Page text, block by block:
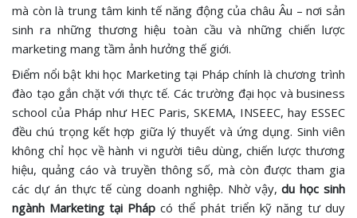
mà còn là trung tâm kinh tế năng động của châu Âu – nơi sản
sinh ra những thương hiệu toàn cầu và những chiến lược
marketing mang tầm ảnh hưởng thế giới.
Điểm nổi bật khi học Marketing tại Pháp chính là chương trình
đào tạo gắn chặt với thực tế. Các trường đại học và business
school của Pháp như HEC Paris, SKEMA, INSEEC, hay ESSEC
đều chú trọng kết hợp giữa lý thuyết và ứng dụng. Sinh viên
không chỉ học về hành vi người tiêu dùng, chiến lược thương
hiệu, quảng cáo và truyền thông số, mà còn được tham gia
các dự án thực tế cùng doanh nghiệp. Nhờ vậy,du học sinh
ngành Marketing tại Phápcó thể phát triển kỹ năng tư duy